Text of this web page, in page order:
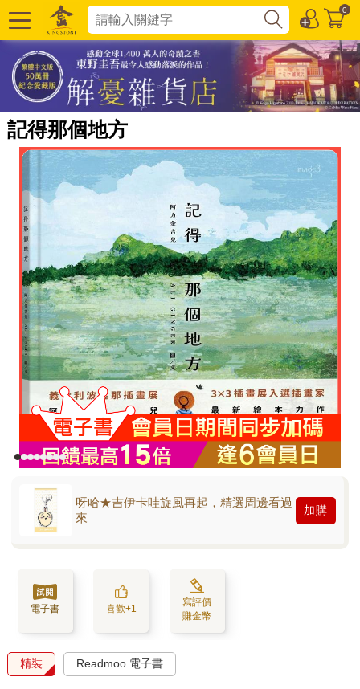
0
記得那個地方
呀哈★吉伊卡哇旋風再起，精選周邊看過
來
加購
電子書 喜歡+1
寫評價
賺金幣
精裝 Readmoo 電子書